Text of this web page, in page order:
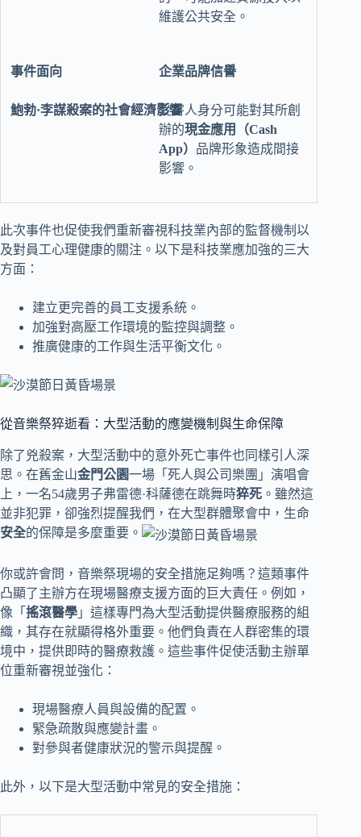
維護公共安全。
企業品牌信譽
受害人身分可能對其所創
辦的現金應用（Cash
App） 品牌形象造成間接
影響。
此次事件也促使我們重新審視科技業內部的監督機制以
及對員工心理健康的關注。以下是科技業應加強的三大
方面：
建立更完善的員工支援系統。
加強對高壓工作環境的監控與調整。
推廣健康的工作與生活平衡文化。
從音樂祭猝逝看：大型活動的應變機制與生命保障
除了兇殺案，大型活動中的意外死亡事件也同樣引人深
思。在舊金山金門公園一場「死人與公司樂團」演唱會
上，一名54歲男子弗雷德·科薩德在跳舞時猝死 。雖然這
並非犯罪，卻強烈提醒我們，在大型群體聚會中，生命
安全的保障是多麼重要。
你或許會問，音樂祭現場的安全措施足夠嗎？這類事件
凸顯了主辦方在現場醫療支援方面的巨大責任。例如，
像「 搖滾醫學 」這樣專門為大型活動提供醫療服務的組
織，其存在就顯得格外重要。他們負責在人群密集的環
境中，提供即時的醫療救護。這些事件促使活動主辦單
位重新審視並強化：
現場醫療人員與設備的配置。
緊急疏散與應變計畫。
對參與者健康狀況的警示與提醒。
此外，以下是大型活動中常見的安全措施：